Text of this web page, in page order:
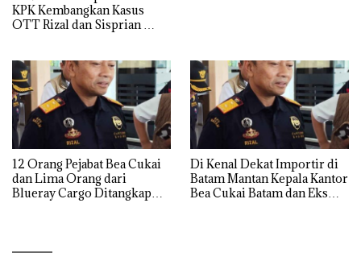
KPK Kembangkan Kasus
OTT Rizal dan Sisprian
12 Orang Pejabat Bea Cukai
dan Lima Orang dari
Blueray Cargo Ditangkap
Di Kenal Dekat Importir di
Batam Mantan Kepala Kantor
Bea Cukai Batam dan Eks